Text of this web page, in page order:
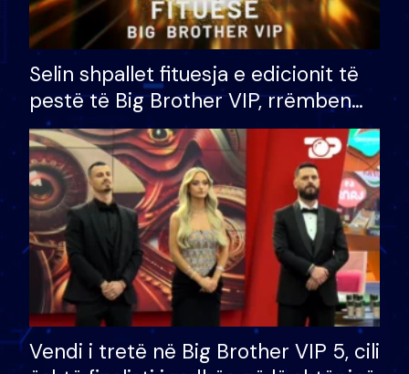
Selin shpallet fituesja e edicionit të
pestë të Big Brother VIP, rrëmben
çmimin e madh prej 100 mijë eurosh
Vendi i tretë në Big Brother VIP 5, cili